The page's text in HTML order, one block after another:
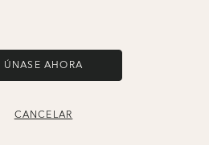
ÚNASE AHORA
CANCELAR